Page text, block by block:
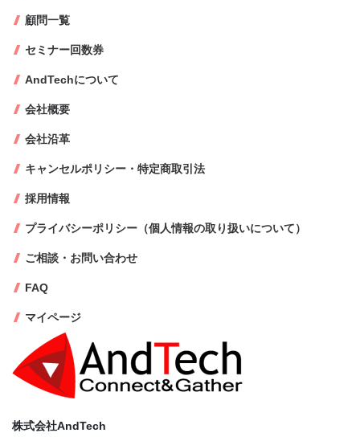
株式会社AndTech
顧問一覧
セミナー回数券
AndTechについて
会社概要
会社沿革
キャンセルポリシー・特定商取引法
採用情報
プライバシーポリシー（個人情報の取り扱いについて）
ご相談・お問い合わせ
FAQ
マイページ